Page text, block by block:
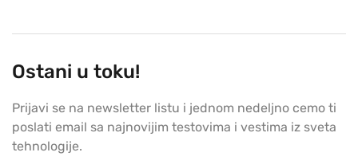
Ostani u toku!
Prijavi se na newsletter listu i jednom nedeljno cemo ti
poslati email sa najnovijim testovima i vestima iz sveta
tehnologije.